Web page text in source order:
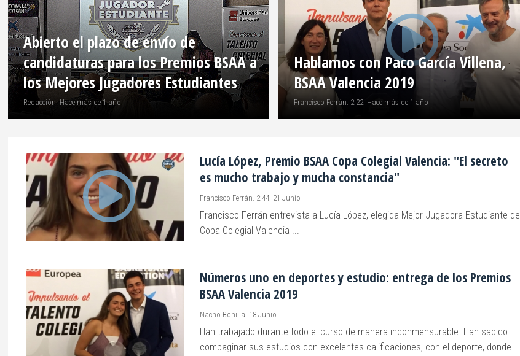
VALORES
AFICIÓN
MÁS
AMIGOS
FUNDACIÓN
BALONCESTO
COLEGIAL
SEDES
Abierto el plazo de envío de
candidaturas para los Premios BSAA a
los Mejores Jugadores Estudiantes
Redacción. Hace más de 1 año
Hablamos con Paco García Villena,
BSAA Valencia 2019
Francisco Ferrán. 2:22. Hace más de 1 año
Lucía López, Premio BSAA Copa Colegial Valencia: "El secreto
es mucho trabajo y mucha constancia"
Francisco Ferrán. 2:44. 21 Junio
Francisco Ferrán entrevista a Lucía López, elegida Mejor Jugadora Estudiante de
Copa Colegial Valencia ...
Números uno en deportes y estudio: entrega de los Premios
BSAA Valencia 2019
Nacho Bonilla. 18 Junio
Han trabajado durante todo el curso de manera inconmensurable. Han sabido
compaginar sus estudios con excelentes calificaciones, con el deporte, donde